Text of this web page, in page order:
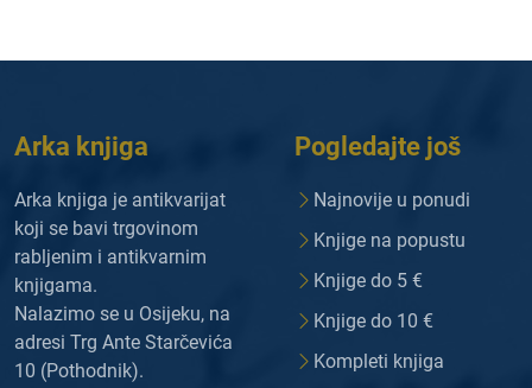
Arka knjiga
Arka knjiga je antikvarijat
koji se bavi trgovinom
rabljenim i antikvarnim
knjigama.
Nalazimo se u Osijeku, na
adresi Trg Ante Starčevića
10 (Pothodnik).
Pogledajte još
Najnovije u ponudi
Knjige na popustu
Knjige do 5 €
Knjige do 10 €
Kompleti knjiga